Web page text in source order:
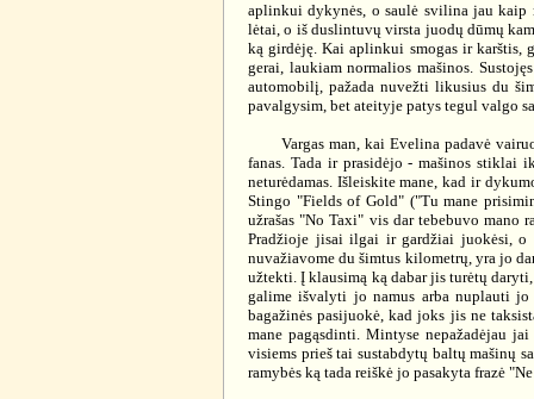
aplinkui dykynės, o saulė svilina jau kaip
lėtai, o iš duslintuvų virsta juodų dūmų
ką girdėję. Kai aplinkui smogas ir karštis,
gerai, laukiam normalios mašinos.
automobilį, pažada nuvežti likusius du
pavalgysim, bet ateityje patys tegul valgo
Vargas man, kai Evelina padavė
fanas. Tada ir prasidėjo - mašinos stiklai
neturėdamas. Išleiskite mane, kad ir
Stingo "Fields of Gold" ("Tu mane
užrašas "No Taxi" vis dar tebebuvo mano
Pradžioje jisai ilgai ir gardžiai juokėsi, o
nuvažiavome du šimtus kilometrų, yra jo
užtekti. Į klausimą ką dabar jis turėtų
galime išvalyti jo namus arba nuplauti jo
bagažinės pasijuokė, kad joks jis ne
mane pagąsdinti. Mintyse nepažadėjau
visiems prieš tai sustabdytų baltų mašinų
ramybės ką tada reiškė jo pasakyta frazė